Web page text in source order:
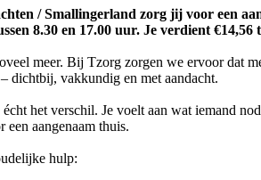
/ Smallingerland zorg jij voor een
8.30 en 17.00 uur. Je verdient €14,56
meer. Bij Tzorg zorgen we ervoor dat
dichtbij, vakkundig en met aandacht.
het verschil. Je voelt aan wat iemand
een aangenaam thuis.
hulp: